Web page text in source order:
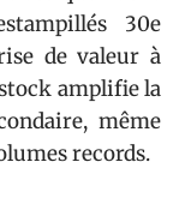
30e
de valeur à
amplifie la
même
records.